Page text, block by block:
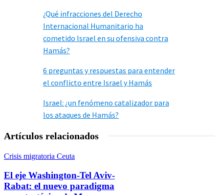
¿Qué infracciones del Derecho
Internacional Humanitario ha
cometido Israel en su ofensiva contra
Hamás?
6 preguntas y respuestas para entender
el conflicto entre Israel y Hamás
Israel: ¿un fenómeno catalizador para
los ataques de Hamás?
Artículos relacionados
Crisis migratoria Ceuta
El eje Washington-Tel Aviv-
Rabat: el nuevo paradigma